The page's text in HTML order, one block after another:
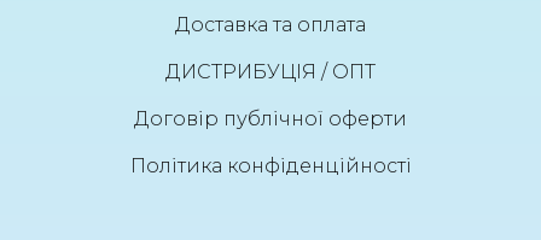
Доставка та оплата
ДИСТРИБУЦІЯ / ОПТ
Договір публічної оферти
Політика конфіденційності